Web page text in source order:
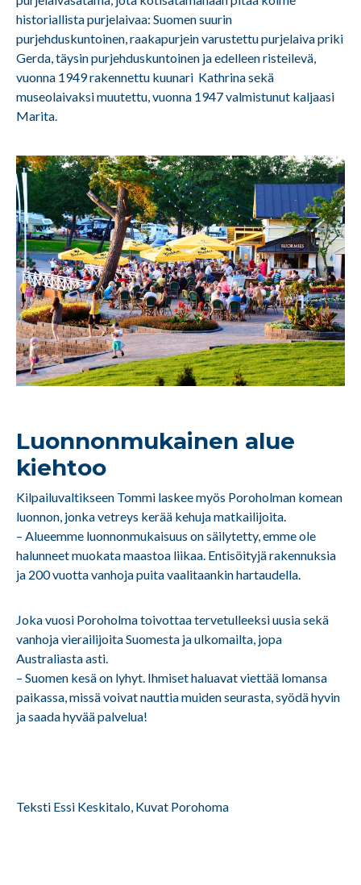
historiallista purjelaivaa: Suomen suurin
purjehduskuntoinen, raakapurjein varustettu purjelaiva priki
Gerda, täysin purjehduskuntoinen ja edelleen risteilevä,
vuonna 1949 rakennettu kuunari Kathrina sekä
museolaivaksi muutettu, vuonna 1947 valmistunut kaljaasi
Marita.
Luonnonmukainen alue
kiehtoo
Kilpailuvaltikseen Tommi laskee myös Poroholman komean
luonnon, jonka vetreys kerää kehuja matkailijoita.
– Alueemme luonnonmukaisuus on säilytetty, emme ole
halunneet muokata maastoa liikaa. Entisöityjä rakennuksia
ja 200 vuotta vanhoja puita vaalitaankin hartaudella.
Joka vuosi Poroholma toivottaa tervetulleeksi uusia sekä
vanhoja vierailijoita Suomesta ja ulkomailta, jopa
Australiasta asti.
– Suomen kesä on lyhyt. Ihmiset haluavat viettää lomansa
paikassa, missä voivat nauttia muiden seurasta, syödä hyvin
ja saada hyvää palvelua!
Teksti Essi Keskitalo, Kuvat Porohoma